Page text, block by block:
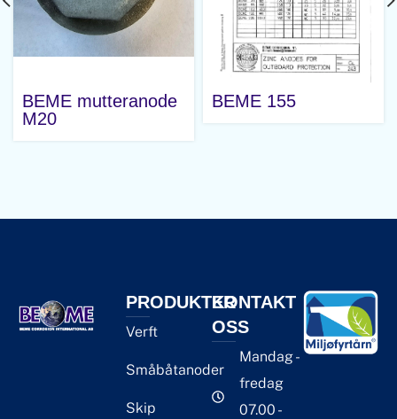
BEME mutteranode
M20
BEME 155
PRODUKTER
Verft
Småbåtanoder
Skip
KONTAKT
OSS
Mandag -
fredag
07.00 -